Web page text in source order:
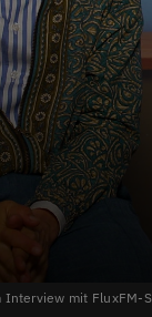
mit FluxFM-